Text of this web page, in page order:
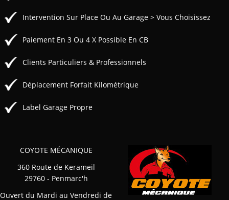
Intervention Sur Place Ou Au Garage > Vous Choisissez
Paiement En 3 Ou 4 X Possible En CB
Clients Particuliers & Professionnels
Déplacement Forfait Kilométrique
Label Garage Propre
COYOTE MÉCANIQUE
360 Route de Kerameil
29760 - Penmarc'h
Ouvert du Mardi au Vendredi de